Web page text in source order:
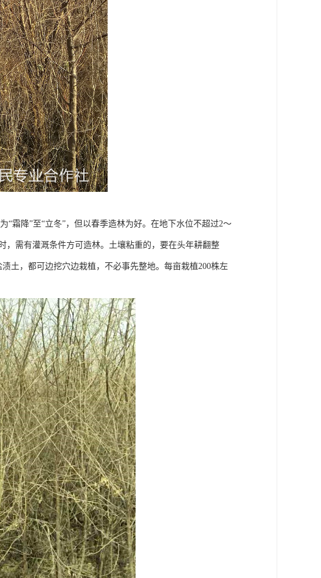
“霜降”至“立冬”，但以春季造林为好。在地下水位不超过2～
，需有灌溉条件方可造林。土壤粘重的，要在头年耕翻整
土，都可边挖穴边栽植，不必事先整地。每亩栽植200株左